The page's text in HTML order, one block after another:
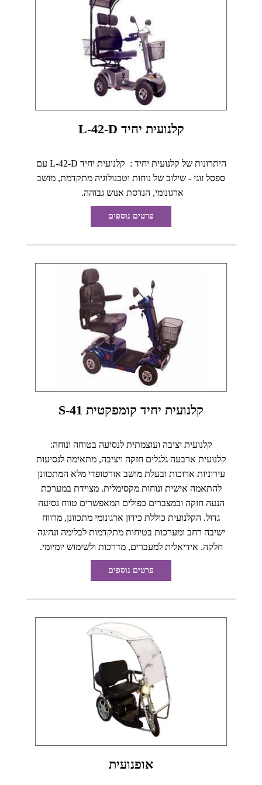
קלנועית יחיד L-42-D
היתרונות של קלנועית יחיד : קלנועית יחיד L-42-D עם
ספסל זוגי - שילוב של נוחות וטכנולוגיה מתקדמת, מושב
ארגונומי, הנדסת אנוש גבוהה.
פרטים נוספים
קלנועית יחיד קומפקטית S-41
קלנועית יציבה ועוצמתית לנסיעה בטוחה ונוחה:
קלנועית ארבעה גלגלים חזקה ויציבה, מתאימה לנסיעות
עירוניות ארוכות ובעלת מושב אורטופדי מלא המתכוונן
להתאמה אישית ונוחות מקסימלית. מצוידת במערכת
הנעה חזקה ובמצברים כפולים המאפשרים טווח נסיעה
גדול. הקלנועית כוללת כידון ארגונומי מתכוונן, מרווח
ישיבה רחב ומערכות בטיחות מתקדמות לבלימה ונהיגה
חלקה. אידיאלית למעברים, מדרכות ולשימוש יומיומי.
פרטים נוספים
אופנועית